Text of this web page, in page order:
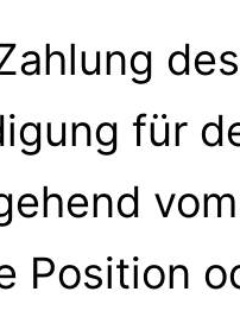
für
Position